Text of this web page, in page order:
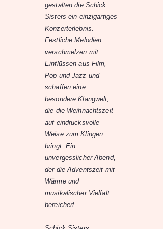
gestalten die Schick
Sisters ein einzigartiges
Konzerterlebnis.
Festliche Melodien
verschmelzen mit
Einflüssen aus Film,
Pop und Jazz und
schaffen eine
besondere Klangwelt,
die die Weihnachtszeit
auf eindrucksvolle
Weise zum Klingen
bringt. Ein
unvergesslicher Abend,
der die Adventszeit mit
Wärme und
musikalischer Vielfalt
bereichert.